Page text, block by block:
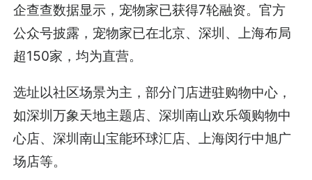
企查查数据显示，宠物家已获得7轮融资。官方
公众号披露，宠物家已在北京、深圳、上海布局
超150家，均为直营。
选址以社区场景为主，部分门店进驻购物中心，
如深圳万象天地主题店、深圳南山欢乐颂购物中
心店、深圳南山宝能环球汇店、上海闵行中旭广
场店等。